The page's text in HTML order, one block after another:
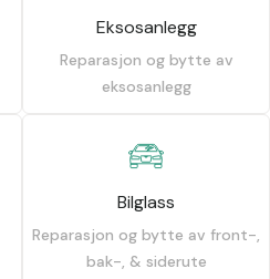
Eksosanlegg
Reparasjon og bytte av
eksosanlegg
Bilglass
Reparasjon og bytte av front-,
bak-, & siderute